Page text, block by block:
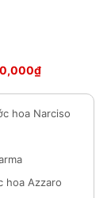
₫
hoa Narciso
hoa Azzaro